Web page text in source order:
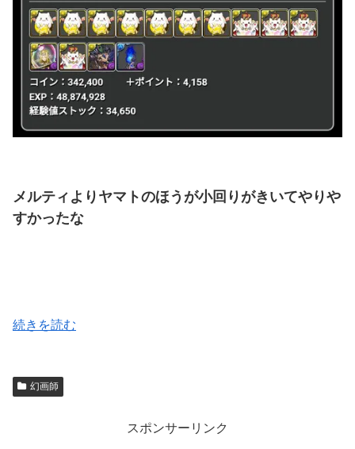
メルティよりヤマトのほうが小回りがきいてやりや
すかったな
続きを読む
幻画師
スポンサーリンク